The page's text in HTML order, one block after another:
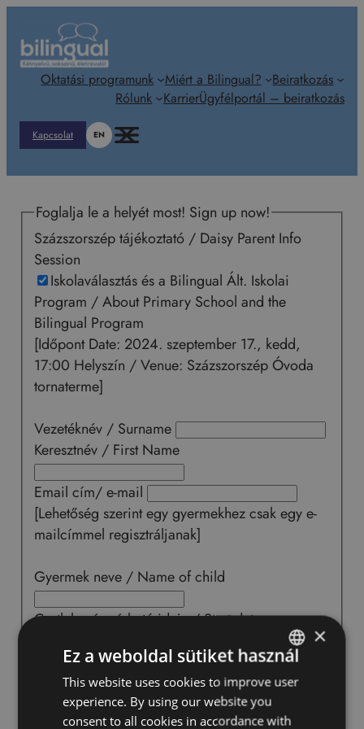
tartalomhoz
Oktatási programunk Miért a Bilingual?
Beiratkozás
Rólunk
KarrierÜgyfélportál – beiratkozás
Kapcsolat EN
Foglalja le a helyét most! Sign up now!
Százszorszép tájékoztató / Daisy Parent Info
Session
Iskolaválasztás és a Bilingual Ált. Iskolai
Program / About Primary School and the
Bilingual Program
[Időpont Date: 2024. szeptember 17., kedd,
17:00 Helyszín / Venue: Százszorszép Óvoda
tornaterme]
Vezetéknév / Surname
Keresztnév / First Name
Email cím/ e-mail
[Lehetőség szerint egy gyermekhez csak egy e-
mailcímmel regisztráljanak]
Gyermek neve / Name of child
Csatlakozás várható ideje / Start date
[Melyik tanévben kezdené gyermeke az általános
iskolát? What school year would the child start
primary school?]
HUNGARIAN
ENGLISH
×
Ez a weboldal sütiket használ
This website uses cookies to improve user
experience. By using our website you
consent to all cookies in accordance with